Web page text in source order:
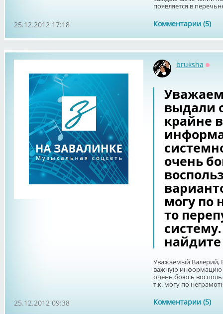
появляется в
Комментарии (5)
25.12.2012 17:18
bruksha
выдали
крайне
очень
могу по
то
найдите
Уважаемый Валерий,
важную информацию
очень боюсь
т.к. могу по
Комментарии (5)
25.12.2012 09:38